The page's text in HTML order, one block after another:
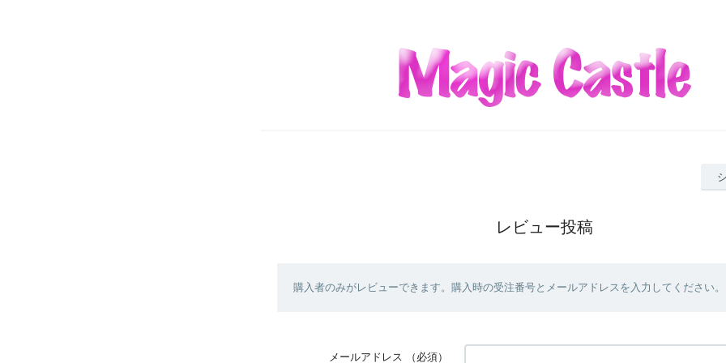
レビュー投稿
購入者のみがレビューできます。購入時の受注番号とメールアドレスを入力してください。
メールアドレス （必須）